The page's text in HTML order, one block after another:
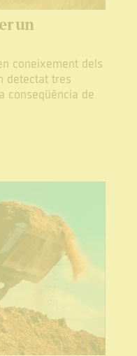
un
coneixement dels
detectat tres
conseqüència de